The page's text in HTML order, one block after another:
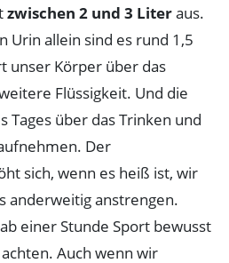
zwischen 2 und 3 Liter aus.
Urin allein sind es rund 1,5
unser Körper über das
Flüssigkeit. Und die
Tages über das Trinken und
Der
sich, wenn es heiß ist, wir
anderweitig anstrengen.
einer Stunde Sport bewusst
Auch wenn wir